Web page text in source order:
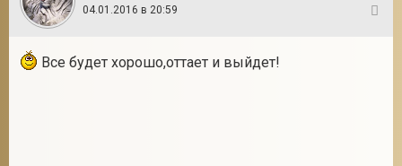
04.01.2016 в 20:59
Все будет хорошо,оттает и выйдет!